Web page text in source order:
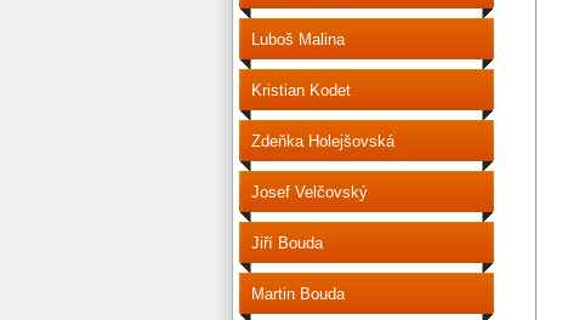
Luboš Malina
Kristian Kodet
Zdeňka Holejšovská
Josef Velčovský
Jiří Bouda
Martin Bouda